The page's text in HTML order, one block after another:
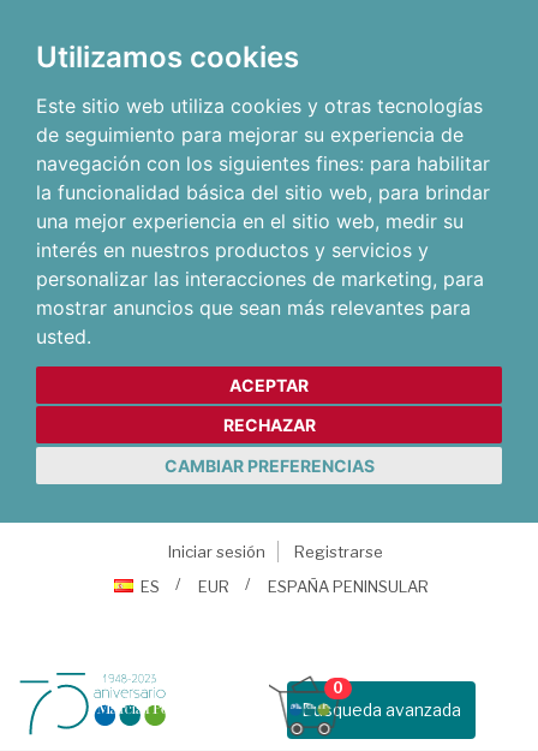
Utilizamos cookies
Este sitio web utiliza cookies y otras tecnologías
de seguimiento para mejorar su experiencia de
navegación con los siguientes fines: para habilitar
la funcionalidad básica del sitio web, para brindar
una mejor experiencia en el sitio web, medir su
interés en nuestros productos y servicios y
personalizar las interacciones de marketing, para
mostrar anuncios que sean más relevantes para
usted.
ACEPTAR
RECHAZAR
CAMBIAR PREFERENCIAS
Iniciar sesión
Registrarse
ES
EUR ESPAÑA PENINSULAR
Busqueda avanzada
0